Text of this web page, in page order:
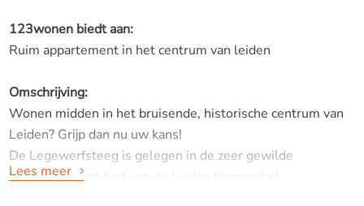
123wonen biedt aan:
Ruim appartement in het centrum van leiden
Omschrijving:
Wonen midden in het bruisende, historische centrum van
Leiden? Grijp dan nu uw kans!
De Legewerfsteeg is gelegen in de zeer gewilde
Pieterswijk, het hart van de Leidse binnenstad.
Lees meer